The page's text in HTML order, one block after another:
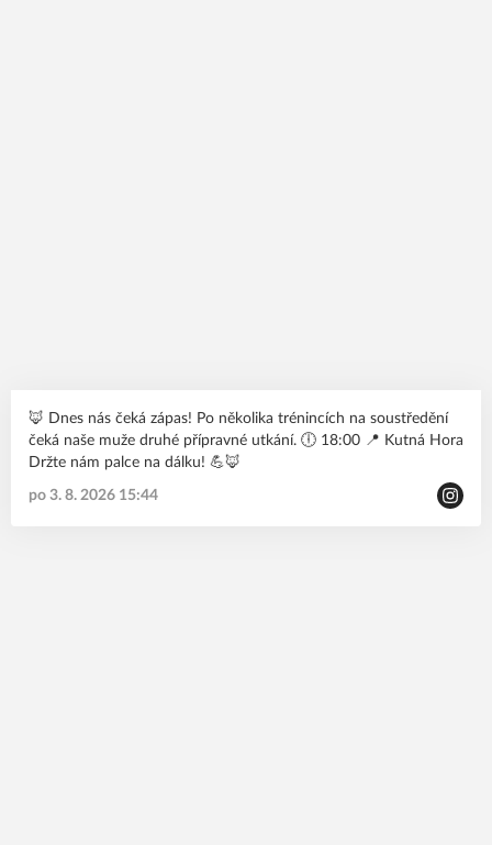
🦊 Dnes nás čeká zápas! Po několika trénincích na soustředění
čeká naše muže druhé přípravné utkání. 🕕 18:00 📍 Kutná Hora
Držte nám palce na dálku! 💪🦊
po 3. 8. 2026 15:44